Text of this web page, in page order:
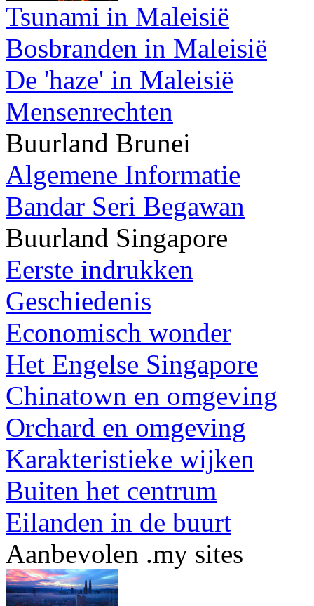
Tsunami in Maleisië
Bosbranden in Maleisië
De 'haze' in Maleisië
Mensenrechten
Buurland Brunei
Algemene Informatie
Bandar Seri Begawan
Buurland Singapore
Eerste indrukken
Geschiedenis
Economisch wonder
Het Engelse Singapore
Chinatown en omgeving
Orchard en omgeving
Karakteristieke wijken
Buiten het centrum
Eilanden in de buurt
Aanbevolen .my sites